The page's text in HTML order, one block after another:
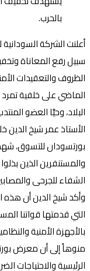
أعلنت الشركة
سبيل رفع المعاناة
الظروف والتعقيدات
الماضي على خلفية تمرد
البلاد، وحيَّا العضو
الأستاذ عمر شيخ
بورتسودان للتسوق،
والمستنفرين الذين
الشفاء للجرحى
وأكد شيخ الدين أن هذه
التي قدمتها قواتنا
بالأجهزة الأمنية
منوهاً إلى أن معرض
الرئيسية والاحتياجات